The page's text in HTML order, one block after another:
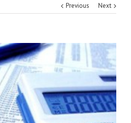
Previous Next